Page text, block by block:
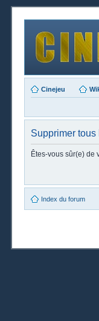
Cinejeu
Supprimer
Êtes-vous sûr(e) de
Index du forum